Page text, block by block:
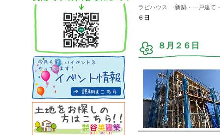
ラビハウス 新築・一戸建て
６日
８月２６日